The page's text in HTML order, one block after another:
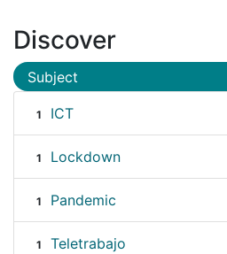
Discover
Subject
1 ICT
1 Lockdown
1 Pandemic
1 Teletrabajo